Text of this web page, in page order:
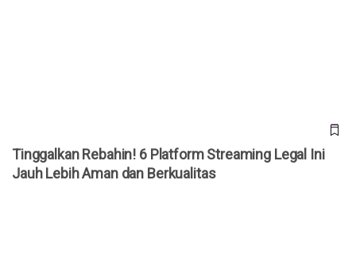
Tinggalkan Rebahin! 6 Platform Streaming Legal Ini
Jauh Lebih Aman dan Berkualitas